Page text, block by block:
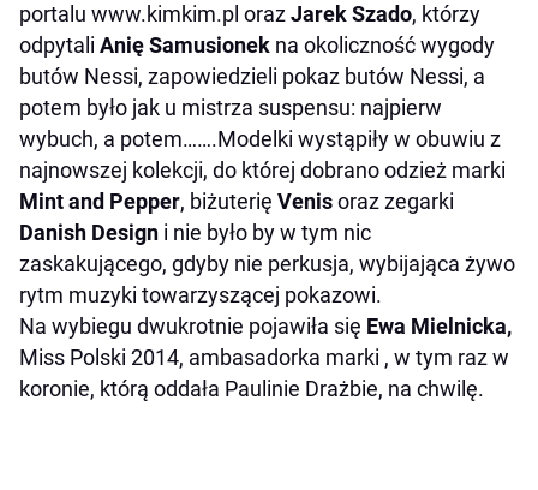
portalu www.kimkim.pl orazJarek Szado, którzy
odpytali Anię Samusionek na okoliczność wygody
butów Nessi, zapowiedzieli pokaz butów Nessi, a
potem było jak u mistrza suspensu: najpierw
wybuch, a potem…….Modelki wystąpiły w obuwiu z
najnowszej kolekcji, do której dobrano odzież marki
Mint and Pepper, biżuterię Venisoraz zegarki
Danish Design i nie było by w tym nic
zaskakującego, gdyby nie perkusja, wybijająca żywo
rytm muzyki towarzyszącej pokazowi.
Na wybiegu dwukrotnie pojawiła się Ewa Mielnicka,
Miss Polski 2014, ambasadorka marki , w tym raz w
koronie, którą oddała Paulinie Drażbie, na chwilę.